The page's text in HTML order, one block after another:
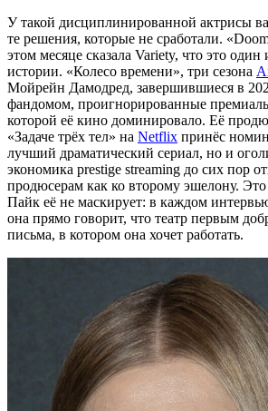
У такой дисциплинированной актрисы
те решения, которые не сработали.
этом месяце сказала Variety, что это
истории. «Колесо времени», три сезона
Мойрейн Дамодред, завершившиеся в
фандомом, проигнорированные
которой её кино доминировало. Её
«Задаче трёх тел» на Netflix принёс
лучший драматический сериал, но и
экономика prestige streaming до сих пор
продюсерам как ко второму эшелону. Это
Пайк её не маскирует: в каждом
она прямо говорит, что театр первым
письма, в котором она хочет работать.